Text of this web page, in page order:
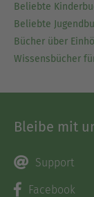
Beliebte
Beliebte
Bücher über
Wissensbücher
Bleibe mit
Support
Facebook